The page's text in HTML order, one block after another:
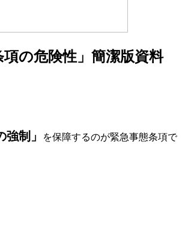
項の危険性」簡潔版資料
制」
を保障するのが緊急事態条項で